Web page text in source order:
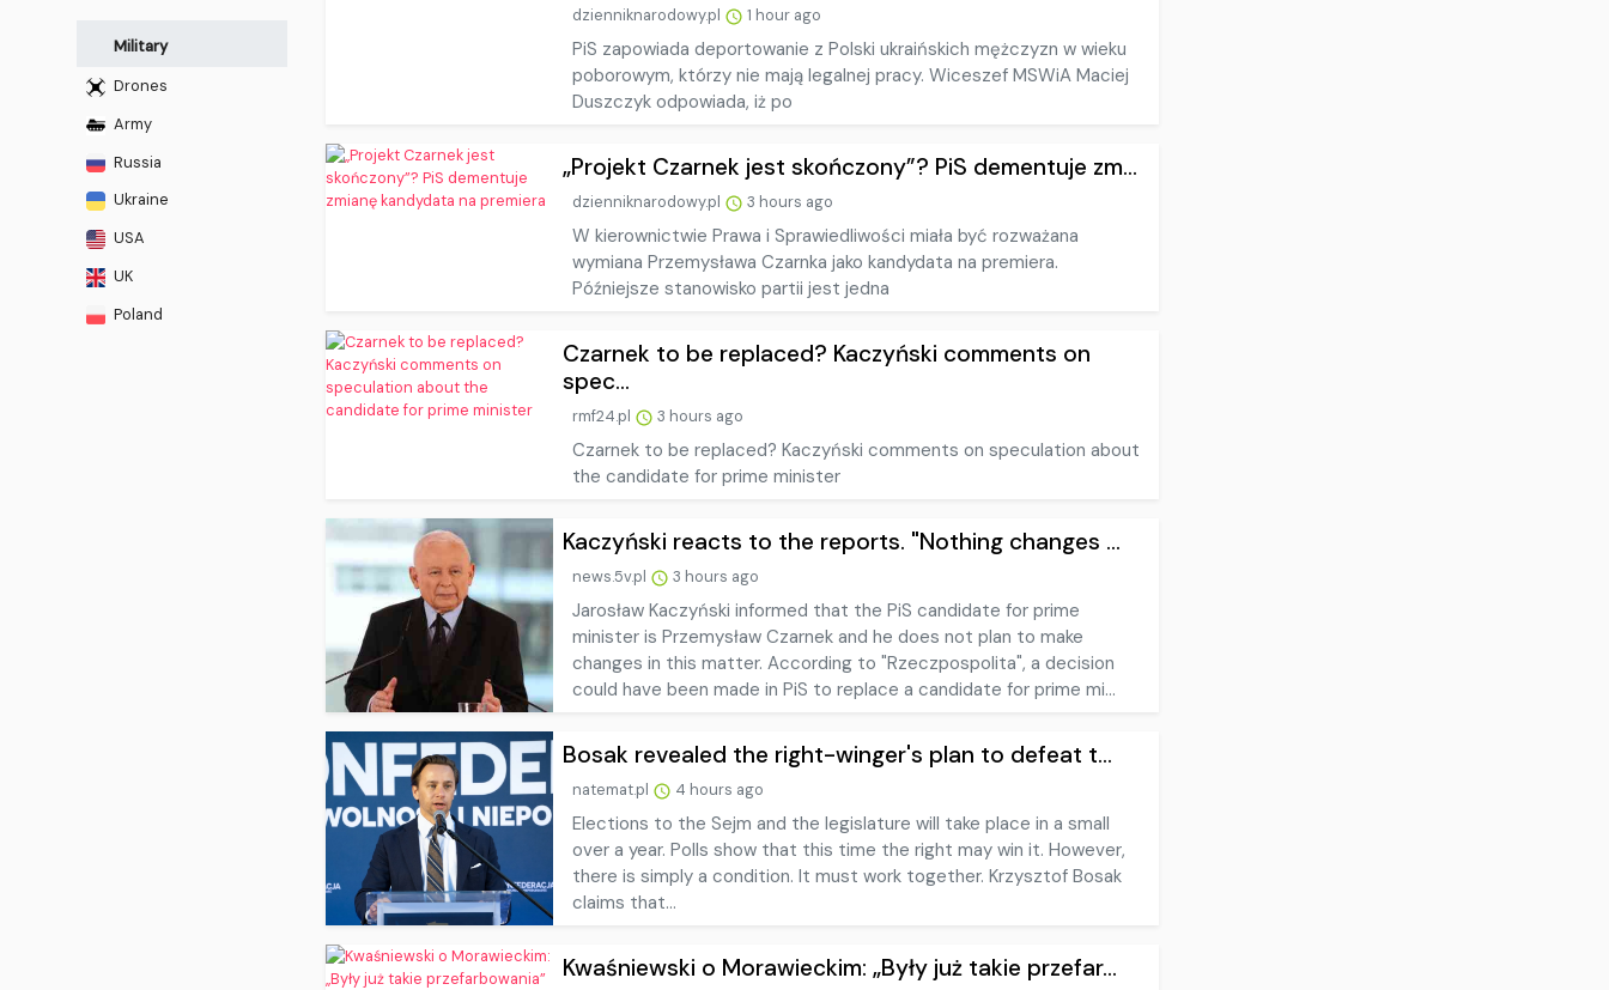
Military
Drones
Army
Russia
Ukraine
USA
UK
Poland
dzienniknarodowy.pl 1 hour ago
PiS zapowiada deportowanie z Polski ukraińskich mężczyzn w wieku
poborowym, którzy nie mają legalnej pracy. Wiceszef MSWiA Maciej
Duszczyk odpowiada, iż po
„Projekt Czarnek jest skończony”? PiS dementuje zm...
dzienniknarodowy.pl 3 hours ago
W kierownictwie Prawa i Sprawiedliwości miała być rozważana
wymiana Przemysława Czarnka jako kandydata na premiera.
Późniejsze stanowisko partii jest jedna
Czarnek to be replaced? Kaczyński comments on
spec...
rmf24.pl 3 hours ago
Czarnek to be replaced? Kaczyński comments on speculation about
the candidate for prime minister
Kaczyński reacts to the reports. "Nothing changes ...
news.5v.pl 3 hours ago
Jarosław Kaczyński informed that the PiS candidate for prime
minister is Przemysław Czarnek and he does not plan to make
changes in this matter. According to "Rzeczpospolita", a decision
could have been made in PiS to replace a candidate for prime mi...
Bosak revealed the right-winger's plan to defeat t...
natemat.pl 4 hours ago
Elections to the Sejm and the legislature will take place in a small
over a year. Polls show that this time the right may win it. However,
there is simply a condition. It must work together. Krzysztof Bosak
claims that...
Kwaśniewski o Morawieckim: „Były już takie przefar...